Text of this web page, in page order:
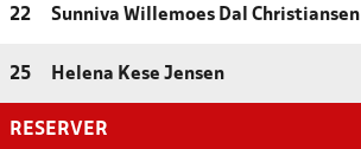
22 Sunniva Willemoes Dal Christiansen
25 Helena Kese Jensen
RESERVER